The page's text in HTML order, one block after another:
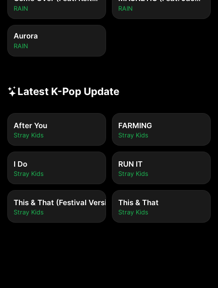
RAIN RAIN
Aurora
RAIN
Latest K-Pop Update
After You
Stray Kids
FARMING
Stray Kids
I Do
Stray Kids
RUN IT
Stray Kids
This & That (Festival Version)
Stray Kids
This & That
Stray Kids